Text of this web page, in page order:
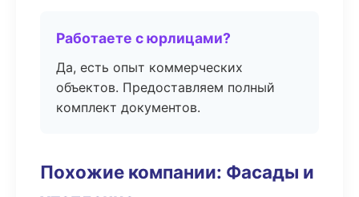
Работаете с юрлицами?
Да, есть опыт коммерческих
объектов. Предоставляем полный
комплект документов.
Похожие компании: Фасады и